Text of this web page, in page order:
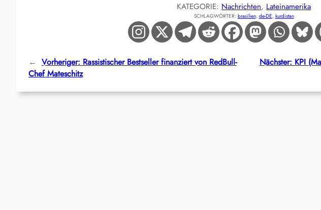
KATEGORIE: Nachrichten, Lateinamerika
SCHLAGWÖRTER: brasilien, de-DE, kurdistan
← Vorheriger: Rassistischer Bestseller finanziert von RedBull-
Chef Mateschitz
Nächster: KPI